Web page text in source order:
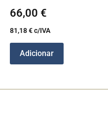
66,00 €
81,18€c/IVA
Adicionar